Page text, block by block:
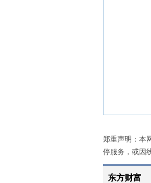
郑重声明：本
停服务，或因
东方财富